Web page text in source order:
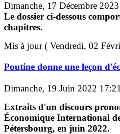
Dimanche, 17 Décembre
Le dossier ci-dessous
chapitres.
Mis à jour ( Vendredi, 02
Poutine donne une leçon
Dimanche, 19 Juin 2022 17:21
Extraits d'un discours
Économique International
Pétersbourg, en juin 2022.